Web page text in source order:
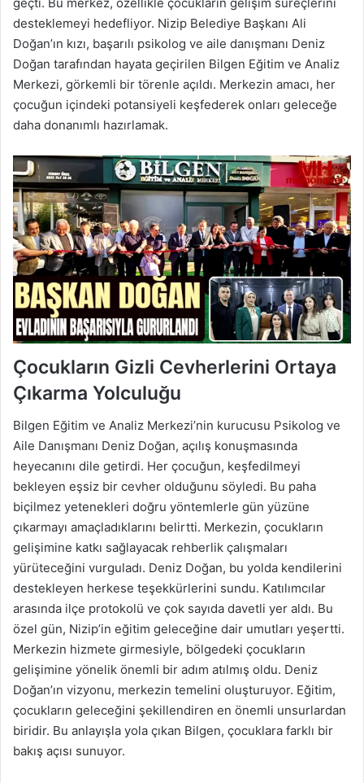
geçti. Bu merkez, özellikle çocukların gelişim süreçlerini
desteklemeyi hedefliyor. Nizip Belediye Başkanı Ali
Doğan’ın kızı, başarılı psikolog ve aile danışmanı Deniz
Doğan tarafından hayata geçirilen Bilgen Eğitim ve Analiz
Merkezi, görkemli bir törenle açıldı. Merkezin amacı, her
çocuğun içindeki potansiyeli keşfederek onları geleceğe
daha donanımlı hazırlamak.
Çocukların Gizli Cevherlerini Ortaya
Çıkarma Yolculuğu
Bilgen Eğitim ve Analiz Merkezi’nin kurucusu Psikolog ve
Aile Danışmanı Deniz Doğan, açılış konuşmasında
heyecanını dile getirdi. Her çocuğun, keşfedilmeyi
bekleyen eşsiz bir cevher olduğunu söyledi. Bu paha
biçilmez yetenekleri doğru yöntemlerle gün yüzüne
çıkarmayı amaçladıklarını belirtti. Merkezin, çocukların
gelişimine katkı sağlayacak rehberlik çalışmaları
yürüteceğini vurguladı. Deniz Doğan, bu yolda kendilerini
destekleyen herkese teşekkürlerini sundu. Katılımcılar
arasında ilçe protokolü ve çok sayıda davetli yer aldı. Bu
özel gün, Nizip’in eğitim geleceğine dair umutları yeşertti.
Merkezin hizmete girmesiyle, bölgedeki çocukların
gelişimine yönelik önemli bir adım atılmış oldu. Deniz
Doğan’ın vizyonu, merkezin temelini oluşturuyor. Eğitim,
çocukların geleceğini şekillendiren en önemli unsurlardan
biridir. Bu anlayışla yola çıkan Bilgen, çocuklara farklı bir
bakış açısı sunuyor.